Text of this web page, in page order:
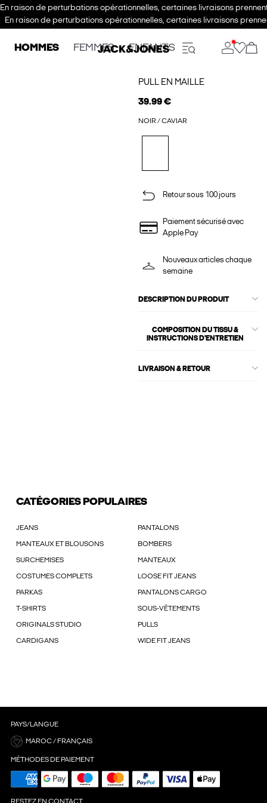
En raison de perturbations opérationnelles, certaines livraisons
En raison de perturbations opérationnelles, certaines livraisons
HOMMES FEMMES ENFANTS
PULL EN MAILLE
39.99 €
NOIR / CAVIAR
Retour sous 100 jours
Paiement sécurisé avec
Apple Pay
Nouveaux articles chaque
semaine
DESCRIPTION DU PRODUIT
COMPOSITION DU TISSU &
INSTRUCTIONS D'ENTRETIEN
LIVRAISON & RETOUR
CATÉGORIES POPULAIRES
JEANS PANTALONS
MANTEAUX ET BLOUSONS BOMBERS
SURCHEMISES MANTEAUX
COSTUMES COMPLETS LOOSE FIT JEANS
PARKAS PANTALONS CARGO
T-SHIRTS SOUS-VÊTEMENTS
ORIGINALS STUDIO PULLS
CARDIGANS WIDE FIT JEANS
PAYS/LANGUE
MAROC / FRANÇAIS
MÉTHODES DE PAIEMENT